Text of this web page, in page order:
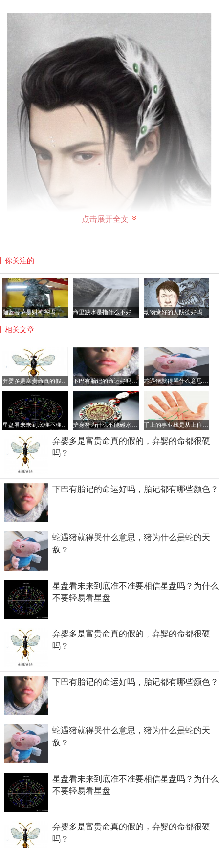
泪痣点掉会不会改变命理
泪痣长在不同的地方有不同的意义：
1、如果泪痣长在眼睛的下方，不在眼睛周围，这说明在你
会经历一些苦难。
2、如果泪痣在下眼睑的下面，则人会多愁善感，心思细腻
易受伤。
3、如果泪痣在眼角的下面，则说明你能够找到自己的真命
天子(女)和他(她)相守一生。
但小编觉得面相、手相还有泪痣这些只是人的表象，对人的
命运不起决定性作用。命运是掌握在自己手中的，大家还是
要摆正心态，如果实在困扰，可以去掉。
点击展开全文
你关注的
伽蓝菩萨是财神爷吗，平时如何供奉伽蓝菩萨？ 命里缺水是指什么不好具体哪方面？命中缺水的人如何化解 动物缘好的人阴德好吗，阴德厚重的面相是怎样的？
相关文章
弃婴多是富贵命真的假的，弃婴的命都很硬吗？ 下巴有胎记的命运好吗，胎记都有哪些颜色？ 蛇遇猪就得哭什么意思，猪为什么是蛇的天敌？
星盘看未来到底准不准要相信星盘吗？为什么不要轻易看星盘 护身符为什么不能碰水，护身符是道教法器还是佛教的？ 手上的事业线是从上往下看么，事业线交叉混乱说明什么？
弃婴多是富贵命真的假的，弃婴的命都很硬
吗？
下巴有胎记的命运好吗，胎记都有哪些颜色？
蛇遇猪就得哭什么意思，猪为什么是蛇的天
敌？
星盘看未来到底准不准要相信星盘吗？为什么
不要轻易看星盘
弃婴多是富贵命真的假的，弃婴的命都很硬
吗？
下巴有胎记的命运好吗，胎记都有哪些颜色？
蛇遇猪就得哭什么意思，猪为什么是蛇的天
敌？
星盘看未来到底准不准要相信星盘吗？为什么
不要轻易看星盘
弃婴多是富贵命真的假的，弃婴的命都很硬
吗？